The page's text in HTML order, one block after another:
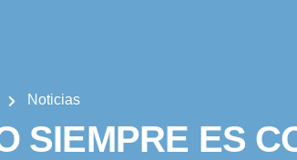
Noticias
SIEMPRE ES